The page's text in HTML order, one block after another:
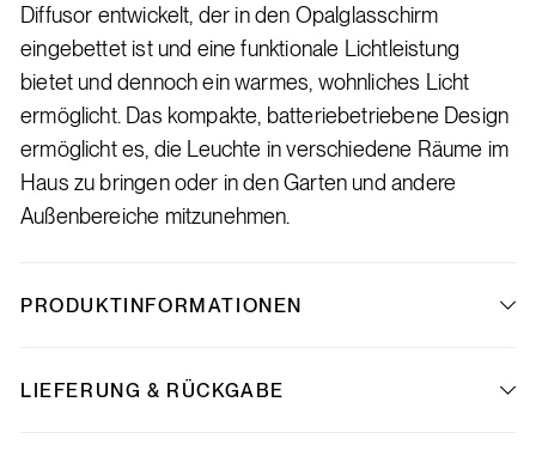
Diffusor entwickelt, der in den Opalglasschirm
eingebettet ist und eine funktionale Lichtleistung
bietet und dennoch ein warmes, wohnliches Licht
ermöglicht. Das kompakte, batteriebetriebene Design
ermöglicht es, die Leuchte in verschiedene Räume im
Haus zu bringen oder in den Garten und andere
Außenbereiche mitzunehmen.
PRODUKTINFORMATIONEN
LIEFERUNG & RÜCKGABE